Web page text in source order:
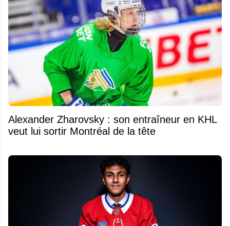
Alexander Zharovsky : son entraîneur en KHL
veut lui sortir Montréal de la tête